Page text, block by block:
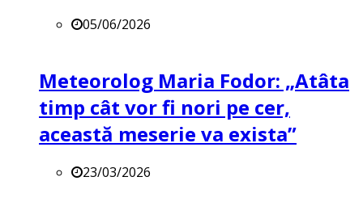
05/06/2026
Meteorolog Maria Fodor: „Atâta
timp cât vor fi nori pe cer,
această meserie va exista”
23/03/2026